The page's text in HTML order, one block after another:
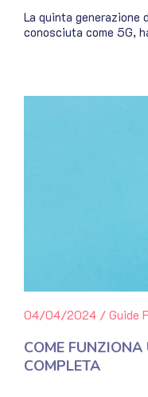
La quinta generazione
conosciuta come 5G,
04/04/2024 / Guide
COME
COMPLETA